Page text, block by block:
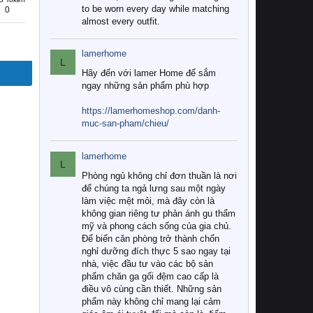
0
to be worn every day while matching
almost every outfit.
L
lamerhome
Hãy đến với lamer Home để sắm
ngay những sản phẩm phù hợp
https://lamerhomeshop.com/danh-
muc-san-pham/chieu/
L
lamerhome
Phòng ngủ không chỉ đơn thuần là nơi
để chúng ta ngả lưng sau một ngày
làm việc mệt mỏi, mà đây còn là
không gian riêng tư phản ánh gu thẩm
mỹ và phong cách sống của gia chủ.
Để biến căn phòng trở thành chốn
nghỉ dưỡng đích thực 5 sao ngay tại
nhà, việc đầu tư vào các bộ sản
phẩm chăn ga gối đệm cao cấp là
điều vô cùng cần thiết. Những sản
phẩm này không chỉ mang lại cảm